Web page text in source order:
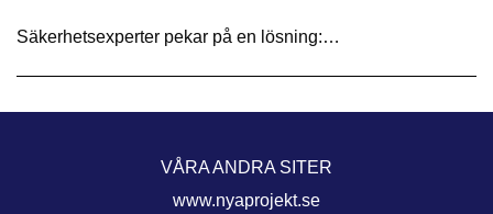
Säkerhetsexperter pekar på en lösning:…
VÅRA ANDRA SITER
www.nyaprojekt.se